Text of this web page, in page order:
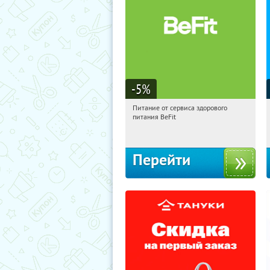
-5%
17:34:06
Получи первым!
Питание от сервиса здорового
питания BeFit
Перейти